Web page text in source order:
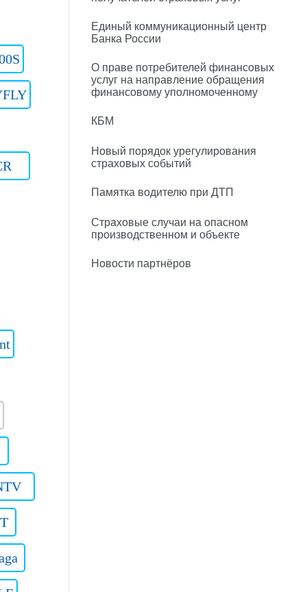
Единый коммуникационный центр
Банка России
О праве потребителей финансовых
услуг на направление обращения
финансовому уполномоченному
КБМ
Новый порядок урегулирования
страховых событий
Памятка водителю при ДТП
Страховые случаи на опасном
производственном и объекте
Новости партнёров